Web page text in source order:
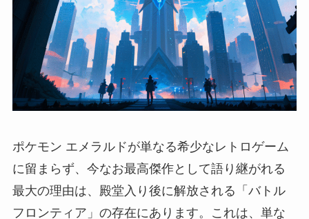
ポケモン エメラルドが単なる希少なレトロゲーム
に留まらず、今なお最高傑作として語り継がれる
最大の理由は、殿堂入り後に解放される「バトル
フロンティア」の存在にあります。これは、単な